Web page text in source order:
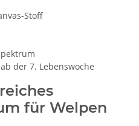
Stoff
der 7. Lebenswoche
für Welpen